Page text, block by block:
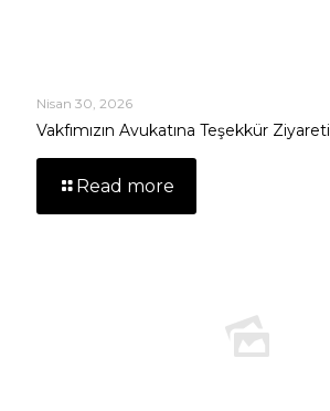
Nisan 30, 2026
Vakfımızın Avukatına Teşekkür Ziyareti
Read more